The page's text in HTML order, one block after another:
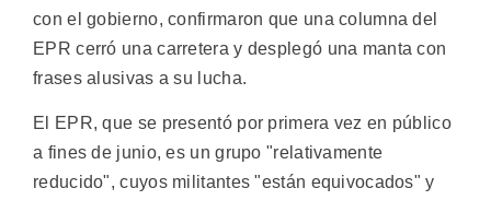
con el gobierno, confirmaron que una columna del
EPR cerró una carretera y desplegó una manta con
frases alusivas a su lucha.
El EPR, que se presentó por primera vez en público
a fines de junio, es un grupo "relativamente
reducido", cuyos militantes "están equivocados" y